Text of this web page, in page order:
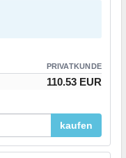
PRIVATKUNDE
110.53 EUR
kaufen